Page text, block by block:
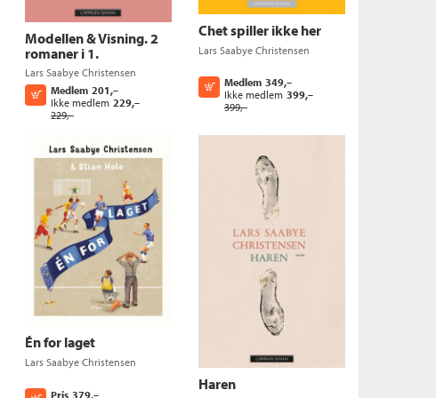
Modellen & Visning. 2
romaner i 1.
Lars Saabye Christensen
Medlem 201,–
Ikke medlem 229,–
229,–
Kjøp
Chet spiller ikke her
Lars Saabye Christensen
Medlem 349,–
Ikke medlem 399,–
399,–
Kjøp
Én for laget
Lars Saabye Christensen
Pris 379,–
Haren